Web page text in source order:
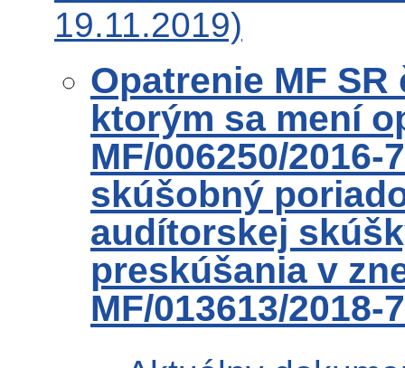
19.11.2019)
Opatrenie MF SR
ktorým sa mení
MF/006250/
skúšobný
audítorskej
preskúšania v
MF/013613/